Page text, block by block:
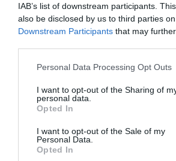
IAB’s list of downstream participants.
also be disclosed by us to third parties
Downstream Participants that may
Personal Data Processing Opt Outs
I want to opt-out of the Sharing of
personal data.
Opted In
I want to opt-out of the Sale of my
Personal Data.
Opted In